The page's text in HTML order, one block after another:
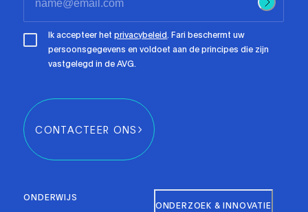
Ik accepteer hetprivacybeleid. Fari beschermt uw
persoonsgegevens en voldoet aan de principes die zijn
vastgelegd in de AVG.
CONTACTEER ONS
ONDERWIJS
ONDERZOEK & INNOVATIE